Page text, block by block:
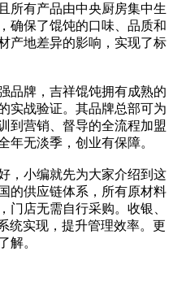
所有产品由中央厨房集中生
确保了馄饨的口味、品质和
产地差异的影响，实现了标
牌，吉祥馄饨拥有成熟的
实战验证。其品牌总部可为
到营销、督导的全流程加盟
年无淡季，创业有保障。
小编就先为大家介绍到这
的供应链体系，所有原材料
门店无需自行采购。收银、
统实现，提升管理效率。更
解。‌‌‌